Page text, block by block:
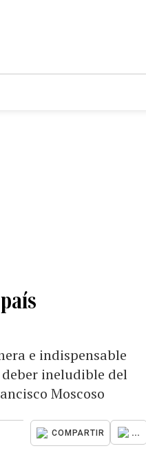
e indispensable
ineludible del
Moscoso
COMPARTIR ...